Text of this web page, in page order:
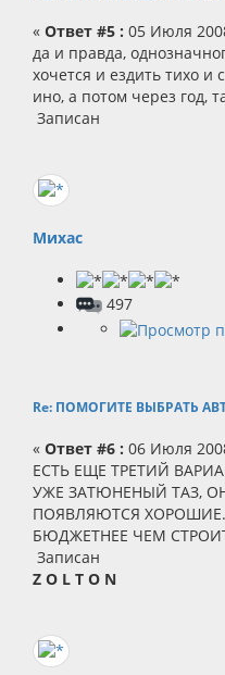
« Ответ #5 : 05 Июля
да и правда,
хочется и ездить тихо и
ино, а потом через год,
Записан
Михас
497
Re: ПОМОГИТЕ ВЫБРАТЬ
« Ответ #6 : 06 Июля
ЕСТЬ ЕЩЕ ТРЕТИЙ
УЖЕ ЗАТЮНЕНЫЙ ТАЗ,
ПОЯВЛЯЮТСЯ
БЮДЖЕТНЕЕ ЧЕМ
Записан
Z O L T O N